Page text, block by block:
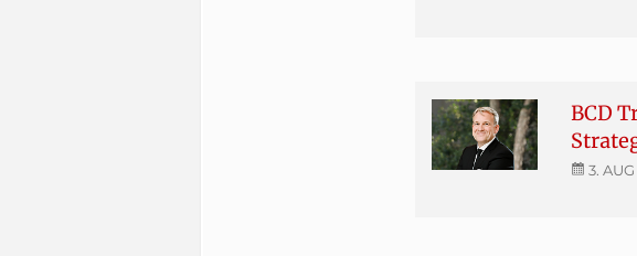
BCD
3.